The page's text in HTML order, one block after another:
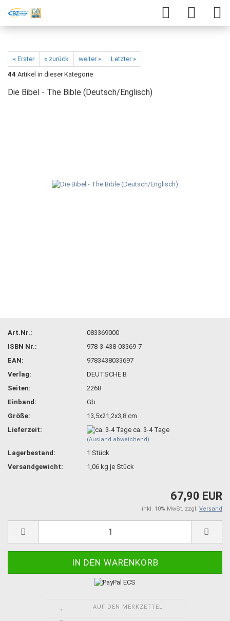
« Erster « zurück weiter »
Letzter »
44 Artikel in dieser Kategorie
Die Bibel - The Bible (Deutsch/Englisch)
Art.Nr.:
083369000
ISBN Nr.:
978-3-438-03369-7
EAN:
9783438033697
Verlag:
DEUTSCHE B
Seiten:
2268
Einband:
Gb
Größe:
13,5x21,2x3,8 cm
Lieferzeit:
ca. 3-4 Tage
(Ausland abweichend)
Lagerbestand: 1 Stück
Versandgewicht:
1,06 kg je Stück
67,90 EUR
inkl. 10% MwSt. zzgl. Versand
AUF DEN MERKZETTEL